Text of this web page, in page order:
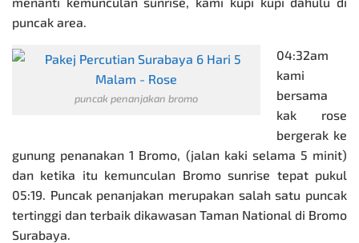
puncak area.
puncak penanjakan bromo
04:32am
kami
bersama
kak rose
bergerak ke
gunung penanakan 1 Bromo, (jalan kaki selama 5 minit)
dan ketika itu kemunculan Bromo sunrise tepat pukul
05:19. Puncak penanjakan merupakan salah satu puncak
tertinggi dan terbaik dikawasan Taman National di Bromo
Surabaya.